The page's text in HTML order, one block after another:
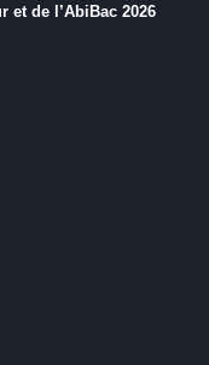
et de l’AbiBac 2026